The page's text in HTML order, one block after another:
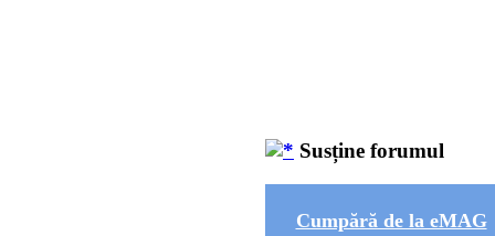
Susține forumul
Cumpără de la eMAG